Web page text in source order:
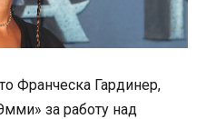
Франческа Гардинер,
за работу над